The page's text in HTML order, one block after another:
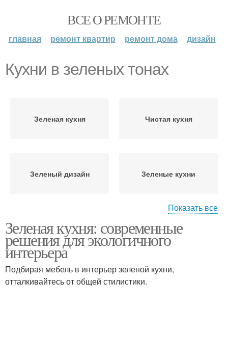
ВСЕ О РЕМОНТЕ
главная ремонт квартир ремонт дома дизайн
Кухни в зеленых тонах
Зеленая кухня Чистая кухня
Зеленый дизайн Зеленые кухни
Зеленые акценты
Показать все
Зеленая кухня: современные
решения для экологичного
интерьера
Подбирая мебель в интерьер зеленой кухни,
отталкивайтесь от общей стилистики.